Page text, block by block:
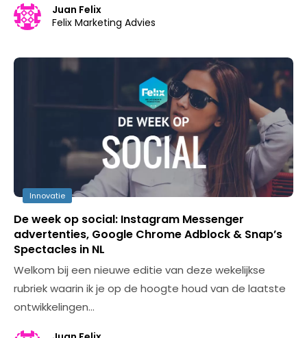
Juan Felix
Felix Marketing Advies
Innovatie
De week op social: Instagram Messenger
advertenties, Google Chrome Adblock & Snap’s
Spectacles in NL
Welkom bij een nieuwe editie van deze wekelijkse
rubriek waarin ik je op de hoogte houd van de laatste
ontwikkelingen…